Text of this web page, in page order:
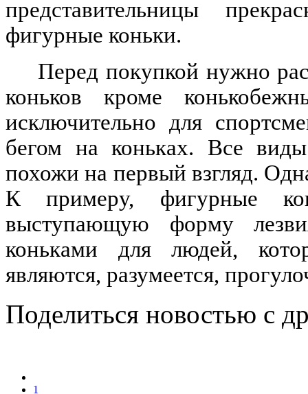
представительницы
фигурные коньки.
Перед покупкой нужно
коньков кроме
исключительно для
бегом на коньках. Все
похожи на первый взгляд.
К примеру, фигурные
выступающую форму
коньками для людей,
являются, разумеется,
Поделиться новостью с
1